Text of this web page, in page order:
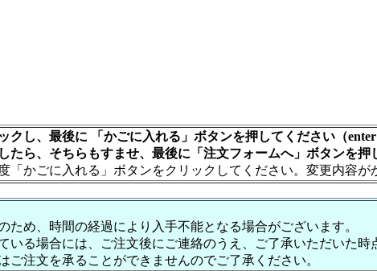
クし、最後に 「かごに入れる」ボタンを押してください（
たら、そちらもすませ、最後に「注文フォームへ」ボタンを
「かごに入れる」ボタンをクリックしてください。変更内容
ため、時間の経過により入手不能となる場合がございます。
いる場合には、ご注文後にご連絡のうえ、ご了承いただいた
ご注文を承ることができませんのでご了承ください。